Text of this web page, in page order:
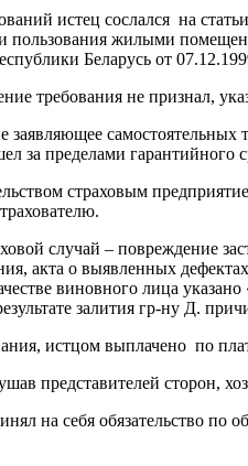
истец сослался на
пользования жилыми
Беларусь от
требования не признал,
заявляющее
за пределами
страховым
случай – повреждение
акта о выявленных
виновного лица
залития гр-ну Д.
истцом выплачено по
представителей сторон,
на себя обязательство